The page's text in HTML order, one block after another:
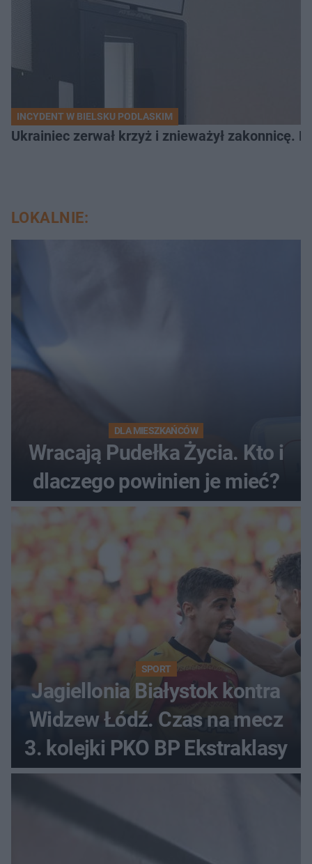
INCYDENT W BIELSKU PODLASKIM
Ukrainiec zerwał krzyż i znieważył zakonnicę.
LOKALNIE:
DLA MIESZKAŃCÓW
Wracają Pudełka Życia. Kto i
dlaczego powinien je mieć?
SPORT
Jagiellonia Białystok kontra
Widzew Łódź. Czas na mecz
3. kolejki PKO BP Ekstraklasy